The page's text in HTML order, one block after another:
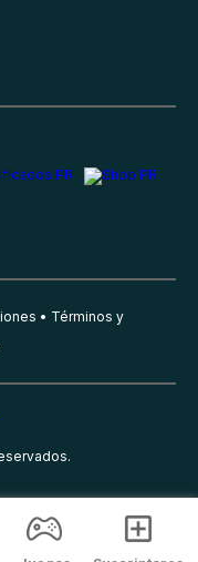
Términos y